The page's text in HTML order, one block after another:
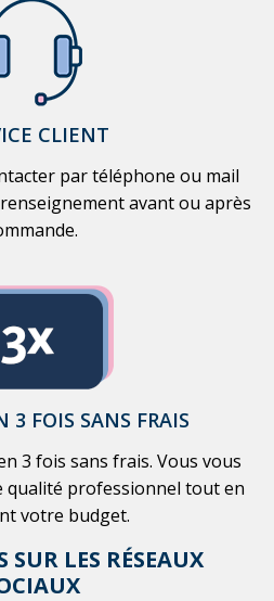
CLIENT
par téléphone ou mail
avant ou après
3 FOIS SANS FRAIS
3 fois sans frais. Vous vous
qualité professionnel tout en
votre budget.
SUR LES RÉSEAUX